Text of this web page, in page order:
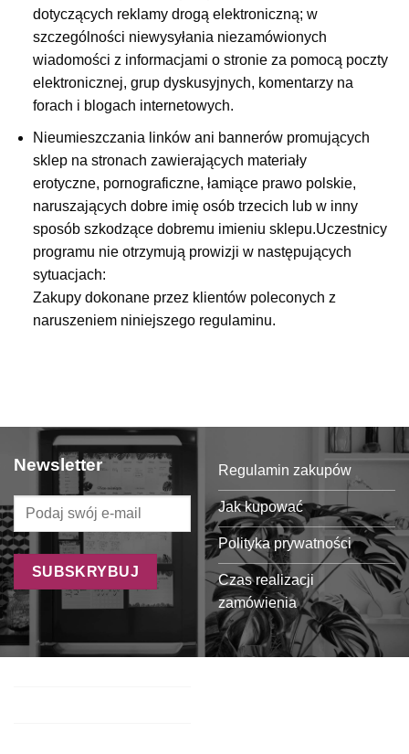
dotyczących reklamy drogą elektroniczną; w
szczególności niewysyłania niezamówionych
wiadomości z informacjami o stronie za pomocą poczty
elektronicznej, grup dyskusyjnych, komentarzy na
forach i blogach internetowych.
Nieumieszczania linków ani bannerów promujących
sklep na stronach zawierających materiały
erotyczne, pornograficzne, łamiące prawo polskie,
naruszających dobre imię osób trzecich lub w inny
sposób szkodzące dobremu imieniu sklepu.Uczestnicy
programu nie otrzymują prowizji w następujących
sytuacjach:
Zakupy dokonane przez klientów poleconych z
naruszeniem niniejszego regulaminu.
Newsletter Regulamin zakupów
Jak kupować
Polityka prywatności
Czas realizacji
zamówienia